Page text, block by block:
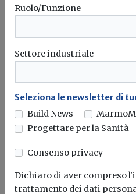
Idrogeno verde,
l'energia del futuro.
attraverso l'utilizzo
Ruolo/Funzione
Settore industriale
Seleziona le newsletter di
Build News
Progettare per la Sanità
Consenso privacy
Dichiaro di aver compreso
trattamento dei dati